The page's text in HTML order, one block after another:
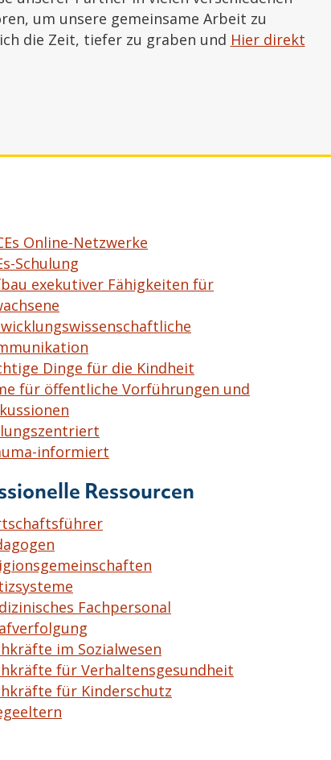
um unsere gemeinsame Arbeit zu
die Zeit, tiefer zu graben und Hier direkt
Online-Netzwerke
Schulung
exekutiver Fähigkeiten für
Dinge für die Kindheit
für öffentliche Vorführungen und
informiert
Ressourcen
Fachpersonal
im Sozialwesen
für Verhaltensgesundheit
für Kinderschutz